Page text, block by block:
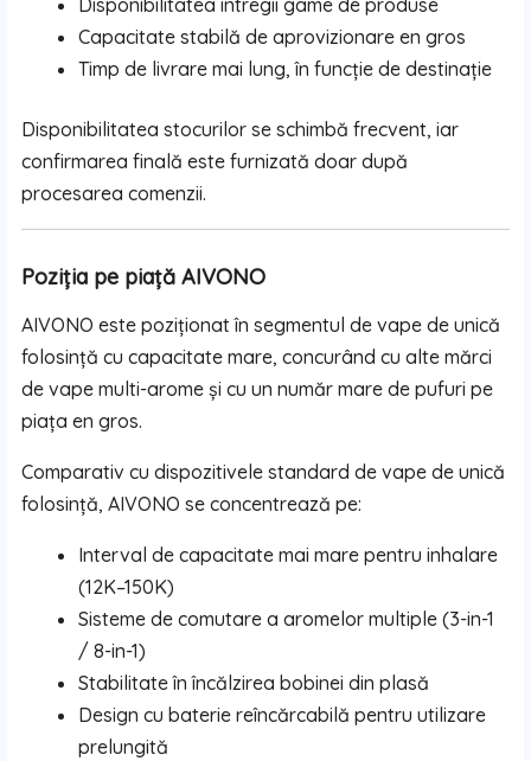
Capacitate stabilă de aprovizionare en gros
Timp de livrare mai lung, în funcție de destinație
Disponibilitatea stocurilor se schimbă frecvent, iar
confirmarea finală este furnizată doar după
procesarea comenzii.
Poziția pe piață AIVONO
AIVONO este poziționat în segmentul de vape de unică
folosință cu capacitate mare, concurând cu alte mărci
de vape multi-arome și cu un număr mare de pufuri pe
piața en gros.
Comparativ cu dispozitivele standard de vape de unică
folosință, AIVONO se concentrează pe:
Interval de capacitate mai mare pentru inhalare
(12K–150K)
Sisteme de comutare a aromelor multiple (3-in-1
/ 8-in-1)
Stabilitate în încălzirea bobinei din plasă
Design cu baterie reîncărcabilă pentru utilizare
prelungită